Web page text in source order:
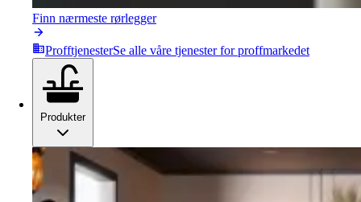
Finn nærmeste rørlegger
ProfftjenesterSe alle våre tjenester for proffmarkedet
Produkter